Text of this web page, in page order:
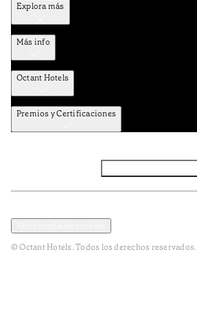
Explora más
Más info
Octant Hotels
Premios y Certificaciones
© Octant Hotels. Todos los derechos reservados.